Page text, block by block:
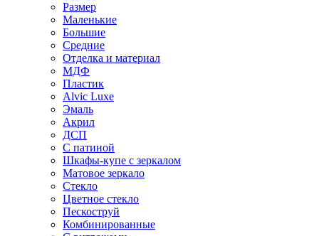
Размер
Маленькие
Большие
Средние
Отделка и материал
МДФ
Пластик
Alvic Luxe
Эмаль
Акрил
ДСП
С патиной
Шкафы-купе с зеркалом
Матовое зеркало
Стекло
Цветное стекло
Пескоструй
Комбинированные